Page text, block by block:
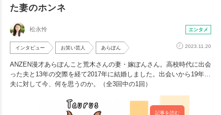
た妻のホンネ
松永怜 エンタメ
インタビュー お笑い芸人 あらぽん 2023.11.20
ANZEN漫才あらぽんこと荒木さんの妻・嫁ぽんさん。高校時代に出会
った夫と13年の交際を経て2017年に結婚しました。出会いから19年…
夫に対して今、何を思うのか。（全3回中の1回）
記事を読む